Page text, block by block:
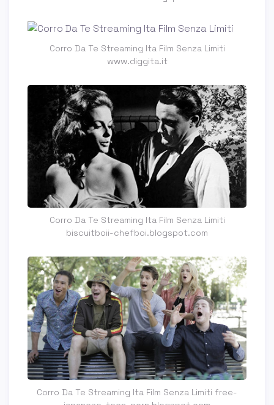
Corro Da Te Streaming Ita Film Senza Limiti
www.diggita.it
Corro Da Te Streaming Ita Film Senza Limiti
biscuitboii-chefboi.blogspot.com
Corro Da Te Streaming Ita Film Senza Limiti free-